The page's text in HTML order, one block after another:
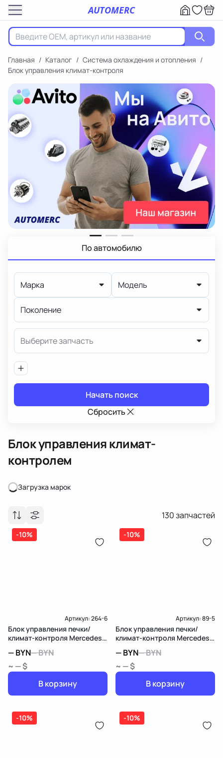
AUTOMERC
Главная / Каталог / Система охлаждения и отопления /
Блок управления климат-контроля
По автомобилю
Марка Модель
Поколение
Выберите запчасть
Начать поиск
Сбросить
Блок управления климат-
контролем
Загрузка марок
Загрузка марок
130запчастей
-10%
Артикул:264-6
Блок управления печки/
климат-контроля Mercedes-
—BYN—BYN
~ — $
В корзину
-10%
Артикул:89-5
Блок управления печки/
климат-контроля Mercedes-
—BYN—BYN
~ — $
В корзину
-10% -10%